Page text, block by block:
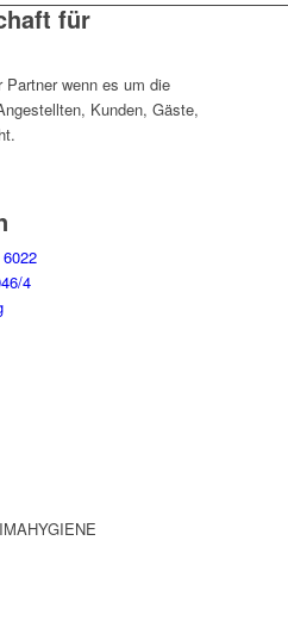
für
wenn es um die
Kunden, Gäste,
4